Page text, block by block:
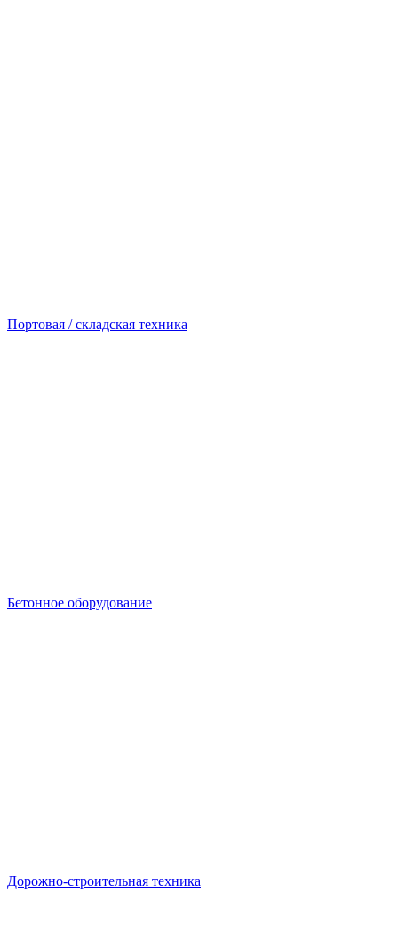
Портовая / складская техника
Бетонное оборудование
Дорожно-строительная техника